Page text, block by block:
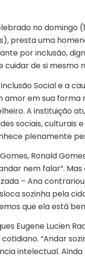
no domingo
presta uma
por inclusão,
cuidar de si
Social e a
em sua forma
A instituição
sociais, culturais
plenamente
Ronald
nem falar”.
– Ana
sozinha pela
que ela está
Eugene Lucien
“Andar
intelectual.